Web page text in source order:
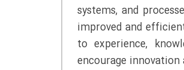
systems, and
improved and
to experience,
encourage innovation